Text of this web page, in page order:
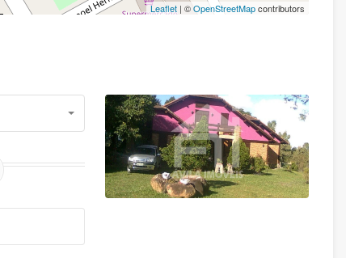
Leaflet| ©OpenStreetMapcontributors